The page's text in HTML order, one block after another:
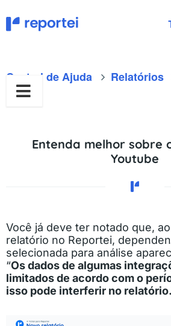
para
Central de Ajuda Relatórios
Entenda melhor sobre
Youtube
Você já deve ter notado que,
relatório no Reportei,
selecionada para análise
“Os dados de algumas
limitados de acordo com o
isso pode interferir no